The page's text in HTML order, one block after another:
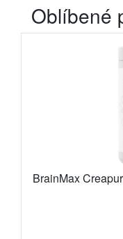
Oblíbené
BrainMax